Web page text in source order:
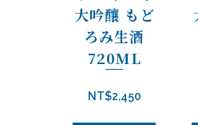
大吟釀 もど
ろみ生酒
720ML
NT$2,450